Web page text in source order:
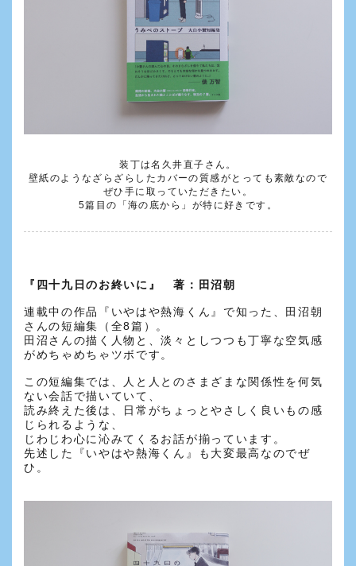
装丁は名久井直子さん。
壁紙のようなざらざらしたカバーの質感がとっても素敵なので
ぜひ手に取っていただきたい。
5篇目の「海の底から」が特に好きです。
『四十九日のお終いに』 著：田沼朝
連載中の作品『いやはや熱海くん』で知った、田沼朝
さんの短編集（全8篇）。
田沼さんの描く人物と、淡々としつつも丁寧な空気感
がめちゃめちゃツボです。
この短編集では、人と人とのさまざまな関係性を何気
ない会話で描いていて、
読み終えた後は、日常がちょっとやさしく良いもの感
じられるような、
じわじわ心に沁みてくるお話が揃っています。
先述した『いやはや熱海くん』も大変最高なのでぜ
ひ。